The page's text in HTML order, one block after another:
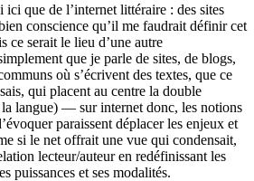
ici que de l’internet littéraire : des sites
conscience qu’il me faudrait définir cet
ce serait le lieu d’une autre
que je parle de sites, de blogs,
où s’écrivent des textes, que ce
qui placent au centre la double
langue) — sur internet donc, les notions
paraissent déplacer les enjeux et
si le net offrait une vue qui condensait,
lecteur/auteur en redéfinissant les
puissances et ses modalités.